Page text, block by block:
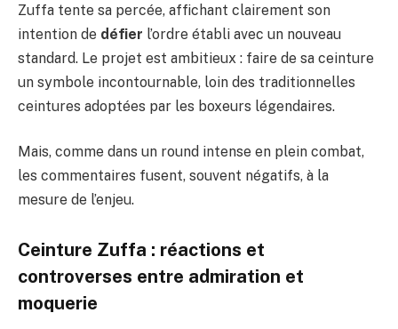
Zuffa tente sa percée, affichant clairement son
intention de défier l’ordre établi avec un nouveau
standard. Le projet est ambitieux : faire de sa ceinture
un symbole incontournable, loin des traditionnelles
ceintures adoptées par les boxeurs légendaires.
Mais, comme dans un round intense en plein combat,
les commentaires fusent, souvent négatifs, à la
mesure de l’enjeu.
Ceinture Zuffa : réactions et
controverses entre admiration et
moquerie